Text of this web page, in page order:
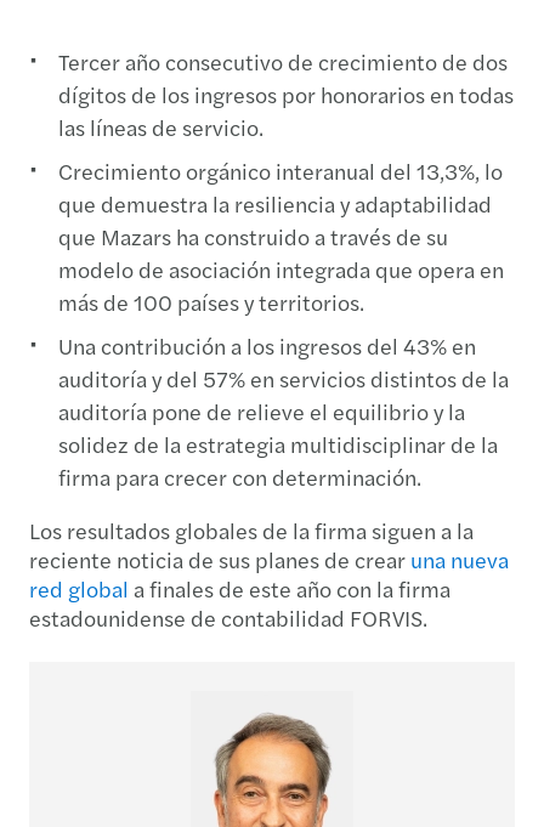
Tercer año consecutivo de crecimiento de dos
dígitos de los ingresos por honorarios en todas
las líneas de servicio.
Crecimiento orgánico interanual del 13,3%, lo
que demuestra la resiliencia y adaptabilidad
que Mazars ha construido a través de su
modelo de asociación integrada que opera en
más de 100 países y territorios.
Una contribución a los ingresos del 43% en
auditoría y del 57% en servicios distintos de la
auditoría pone de relieve el equilibrio y la
solidez de la estrategia multidisciplinar de la
firma para crecer con determinación.
Los resultados globales de la firma siguen a la
reciente noticia de sus planes de crear una nueva
red global a finales de este año con la firma
estadounidense de contabilidad FORVIS.